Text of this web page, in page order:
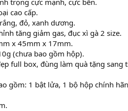
trọng cực mạnh, cực bền.
cao cấp.
đỏ, xanh dương.
tăng giảm gas, đục xì gà 2 size.
x 45mm x 17mm.
(chưa bao gồm hộp).
full box, đùng làm quà tặng sang
gồm: 1 bật lửa, 1 bộ hộp chính